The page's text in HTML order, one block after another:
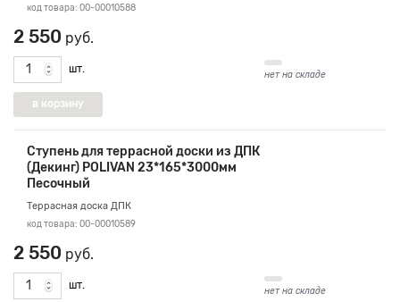
код товара: 00-00010588
2 550 руб.
шт. нет на складе
Ступень для террасной доски из ДПК
(Декинг) POLIVAN 23*165*3000мм
Песочный
Террасная доска ДПК
код товара: 00-00010589
2 550 руб.
шт. нет на складе